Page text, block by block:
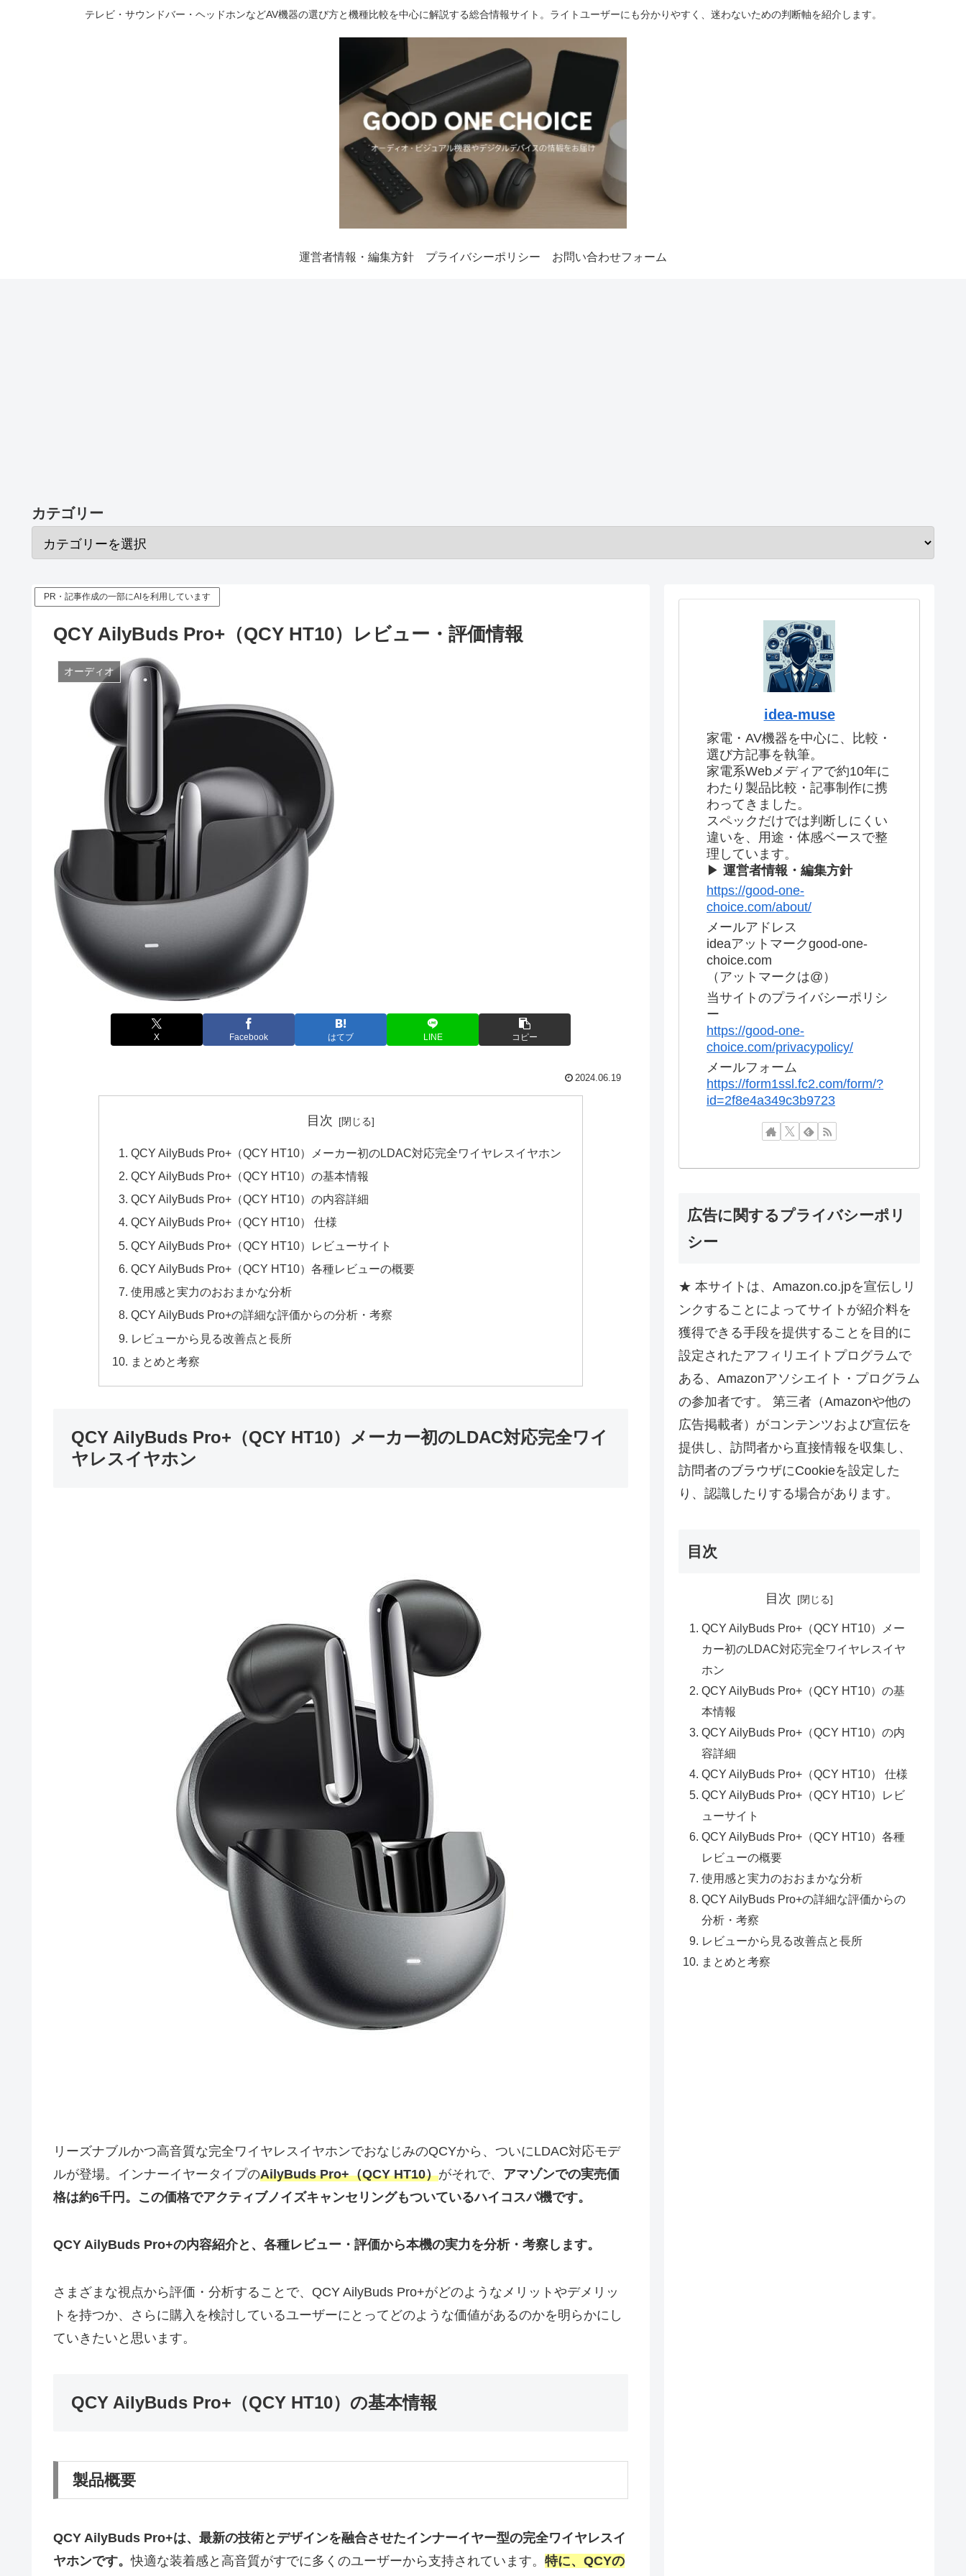
テレビ・サウンドバー・ヘッドホンなどAV機器の選び方と機種比較を中心に解説する総合情報サイト。ライトユーザーにも分かりやすく、迷わないための判断軸を紹介します。
運営者情報・編集方針 プライバシーポリシー お問い合わせフォーム
カテゴリー
PR・記事作成の一部にAIを利用しています
QCY AilyBuds Pro+（QCY HT10）レビュー・評価情報
オーディオ
X Facebook はてブ LINE コピー
2024.06.19
目次
QCY AilyBuds Pro+（QCY HT10）メーカー初のLDAC対応完全ワイヤレスイヤホン
QCY AilyBuds Pro+（QCY HT10）の基本情報
QCY AilyBuds Pro+（QCY HT10）の内容詳細
QCY AilyBuds Pro+（QCY HT10） 仕様
QCY AilyBuds Pro+（QCY HT10）レビューサイト
QCY AilyBuds Pro+（QCY HT10）各種レビューの概要
使用感と実力のおおまかな分析
QCY AilyBuds Pro+の詳細な評価からの分析・考察
レビューから見る改善点と長所
まとめと考察
QCY AilyBuds Pro+（QCY HT10）メーカー初のLDAC対応完全ワイ
ヤレスイヤホン
リーズナブルかつ高音質な完全ワイヤレスイヤホンでおなじみのQCYから、ついにLDAC対応モデ
ルが登場。インナーイヤータイプのAilyBuds Pro+（QCY HT10）がそれで、 アマゾンでの実売価
格は約6千円。この価格でアクティブノイズキャンセリングもついているハイコスパ機です。
QCY AilyBuds Pro+の内容紹介と、各種レビュー・評価から本機の実力を分析・考察します。
さまざまな視点から評価・分析することで、QCY AilyBuds Pro+がどのようなメリットやデメリッ
トを持つか、さらに購入を検討しているユーザーにとってどのような価値があるのかを明らかにし
ていきたいと思います。
QCY AilyBuds Pro+（QCY HT10）の基本情報
製品概要
QCY AilyBuds Pro+は、最新の技術とデザインを融合させたインナーイヤー型の完全ワイヤレスイ
ヤホンです。快適な装着感と高音質がすでに多くのユーザーから支持されています。 特に、QCYの
idea-muse
家電・AV機器を中心に、比較・
選び方記事を執筆。
家電系Webメディアで約10年に
わたり製品比較・記事制作に携
わってきました。
スペックだけでは判断しにくい
違いを、用途・体感ベースで整
理しています。
▶ 運営者情報・編集方針
https://good-one-
choice.com/about/
メールアドレス
ideaアットマークgood-one-
choice.com
（アットマークは@）
当サイトのプライバシーポリシ
ー
https://good-one-
choice.com/privacypolicy/
メールフォーム
https://form1ssl.fc2.com/form/?
id=2f8e4a349c3b9723
広告に関するプライバシーポリ
シー
★ 本サイトは、Amazon.co.jpを宣伝しリ
ンクすることによってサイトが紹介料を
獲得できる手段を提供することを目的に
設定されたアフィリエイトプログラムで
ある、Amazonアソシエイト・プログラム
の参加者です。 第三者（Amazonや他の
広告掲載者）がコンテンツおよび宣伝を
提供し、訪問者から直接情報を収集し、
訪問者のブラウザにCookieを設定した
り、認識したりする場合があります。
目次
目次
QCY AilyBuds Pro+（QCY HT10）メー
カー初のLDAC対応完全ワイヤレスイヤ
ホン
QCY AilyBuds Pro+（QCY HT10）の基
本情報
QCY AilyBuds Pro+（QCY HT10）の内
容詳細
QCY AilyBuds Pro+（QCY HT10） 仕様
QCY AilyBuds Pro+（QCY HT10）レビ
ューサイト
QCY AilyBuds Pro+（QCY HT10）各種
レビューの概要
使用感と実力のおおまかな分析
QCY AilyBuds Pro+の詳細な評価からの
分析・考察
レビューから見る改善点と長所
まとめと考察